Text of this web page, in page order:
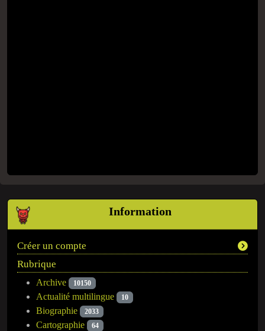
Information
Créer un compte
Rubrique
Archive 10150
Actualité multilingue 10
Biographie 2033
Cartographie 64